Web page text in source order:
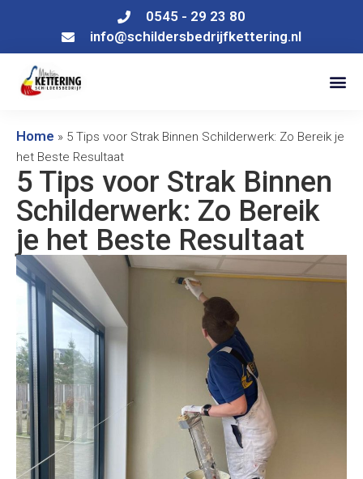
0545 - 29 23 80
info@schildersbedrijfkettering.nl
Home » 5 Tips voor Strak Binnen Schilderwerk: Zo Bereik je
het Beste Resultaat
5 Tips voor Strak Binnen
Schilderwerk: Zo Bereik
je het Beste Resultaat